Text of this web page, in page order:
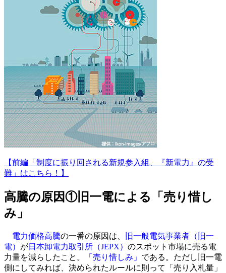
【前編「制度に振り回される新規参入組、『新電力』の受
難」はこちら！】
高騰の原因①旧一電による「売り惜し
み」
電力価格高騰の一番の原因は、
旧一般電気事業者（旧一
電） が日本卸電力取引所（JEPX） のスポット市場に売る電
力量を減らしたこと。
「売り惜しみ」 である。ただし旧一電
側にしてみれば、決められたルールに則って「売り入札量」